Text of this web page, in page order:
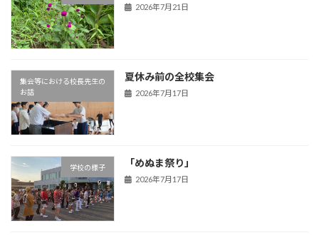
2026年7月21日
集会等における校長先生の
お話
夏休み前の全校集会
2026年7月17日
学校の様子 「めぬま祭り」
2026年7月17日